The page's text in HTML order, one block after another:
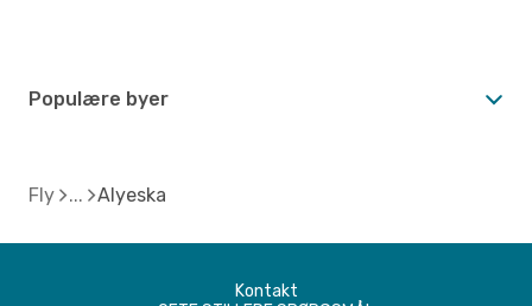
Populære byer
Fly Alyeska
Kontakt